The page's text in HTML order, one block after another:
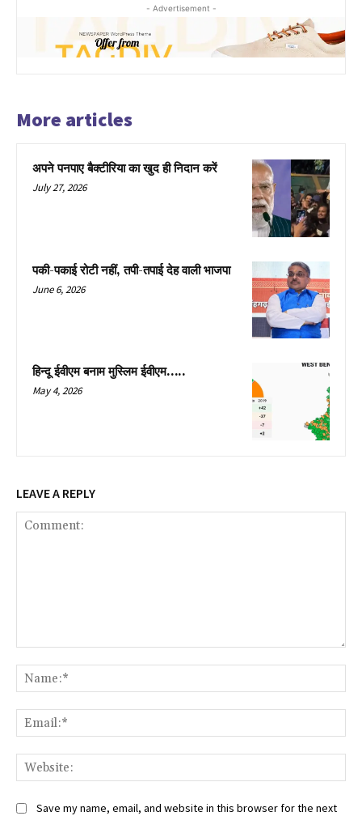
- Advertisement -
More articles
अपने पनपाए बैक्टीरिया का खुद ही निदान करें
July 27, 2026
पकी-पकाई रोटी नहीं, तपी-तपाई देह वाली भाजपा
June 6, 2026
हिन्दू ईवीएम बनाम मुस्लिम ईवीएम…..
May 4, 2026
LEAVE A REPLY
Save my name, email, and website in this browser for the next